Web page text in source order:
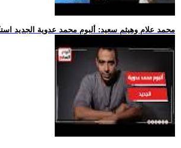
.. محمد علام وهيثم سعيد: ألبوم محمد عدوية الجديد